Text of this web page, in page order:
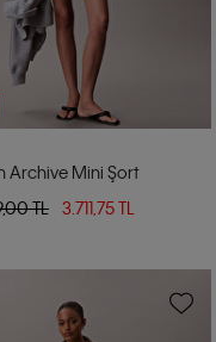
Archive Mini Şort
TL
3.711,75 TL